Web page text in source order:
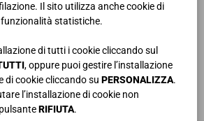
Il sito utilizza anche cookie di
statistiche.
di tutti i cookie cliccando sul
, oppure puoi gestire l’installazione
di cookie cliccando su PERSONALIZZA.
l’installazione di cookie non
RIFIUTA.